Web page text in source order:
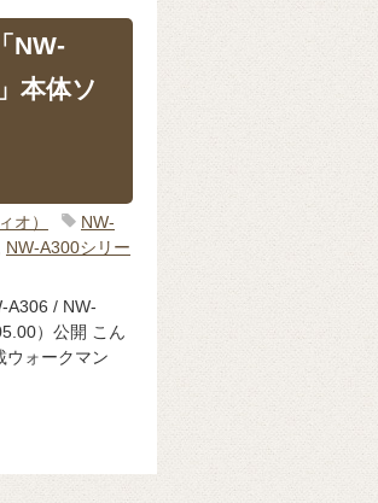
NW-
本体ソ
オ）
NW-
NW-A300シリー
A306 / NW-
）公開 こん
ウォークマン